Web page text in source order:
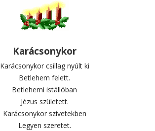
Karácsonykor
Karácsonykor csillag nyúlt ki
Betlehem felett.
Betlehemi istállóban
Jézus született.
Karácsonykor szívetekben
Legyen szeretet.